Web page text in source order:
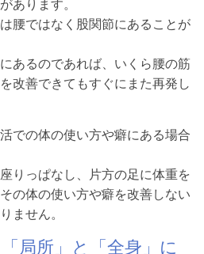
あります。
腰ではなく股関節にあることが
あるのであれば、いくら腰の筋
改善できてもすぐにまた再発し
での体の使い方や癖にある場合
りっぱなし、片方の足に体重を
の体の使い方や癖を改善しない
ません。
局所」と「全身」に